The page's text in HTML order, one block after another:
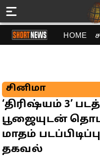
HOME
சினிமா
‘திரிஷ்யம் 3’
பூஜையுடன்
மாதம்
தகவல்